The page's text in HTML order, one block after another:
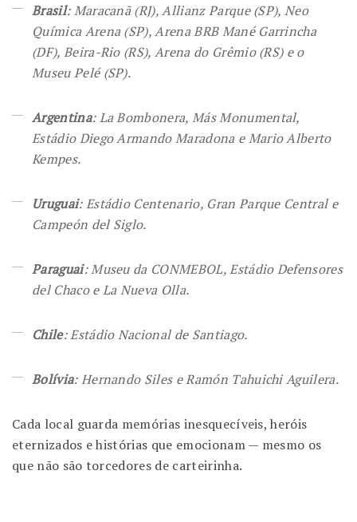
Brasil: Maracanã (RJ), Allianz Parque (SP), Neo
Química Arena (SP), Arena BRB Mané Garrincha
(DF), Beira-Rio (RS), Arena do Grêmio (RS) e o
Museu Pelé (SP).
Argentina: La Bombonera, Más Monumental,
Estádio Diego Armando Maradona e Mario Alberto
Kempes.
Uruguai: Estádio Centenario, Gran Parque Central e
Campeón del Siglo.
Paraguai: Museu da CONMEBOL, Estádio Defensores
del Chaco e La Nueva Olla.
Chile: Estádio Nacional de Santiago.
Bolívia: Hernando Siles e Ramón Tahuichi Aguilera.
Cada local guarda memórias inesquecíveis, heróis
eternizados e histórias que emocionam — mesmo os
que não são torcedores de carteirinha.